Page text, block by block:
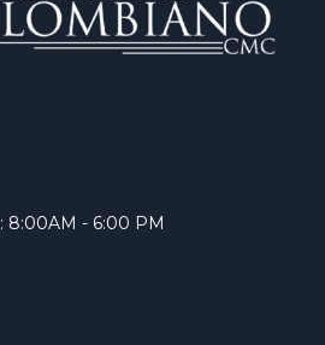
8:00AM - 6:00 PM